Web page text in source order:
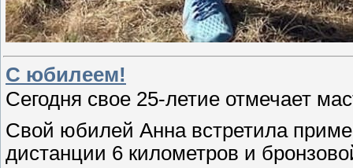
С юбилеем!
Сегодня свое 25-летие отмечает
Свой юбилей Анна встретила
дистанции 6 километров и